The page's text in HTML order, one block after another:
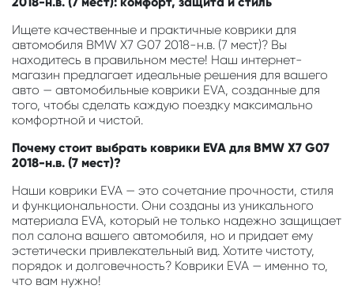
Ищете качественные и практичные коврики для
автомобиля BMW X7 G07 2018-н.в. (7 мест)? Вы
находитесь в правильном месте! Наш интернет-
магазин предлагает идеальные решения для вашего
авто — автомобильные коврики EVA, созданные для
того, чтобы сделать каждую поездку максимально
комфортной и чистой.
Почему стоит выбрать коврики EVA для BMW X7 G07
2018-н.в. (7 мест)?
Наши коврики EVA — это сочетание прочности, стиля
и функциональности. Они созданы из уникального
материала EVA, который не только надежно защищает
пол салона вашего автомобиля, но и придает ему
эстетически привлекательный вид. Хотите чистоту,
порядок и долговечность? Коврики EVA — именно то,
что вам нужно!